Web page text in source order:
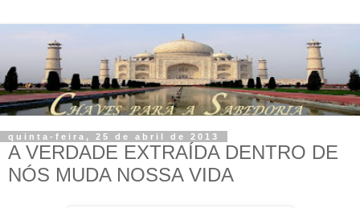
quinta-feira, 25 de abril de 2013
A VERDADE EXTRAÍDA DENTRO DE
NÓS MUDA NOSSA VIDA